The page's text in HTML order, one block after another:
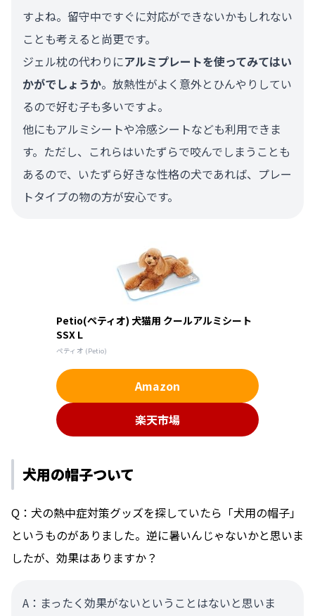
すよね。留守中ですぐに対応ができないかもしれない
ことも考えると尚更です。
ジェル枕の代わりにアルミプレートを使ってみてはい
かがでしょうか。放熱性がよく意外とひんやりしてい
るので好む子も多いですよ。
他にもアルミシートや冷感シートなども利用できま
す。ただし、これらはいたずらで咬んでしまうことも
あるので、いたずら好きな性格の犬であれば、プレー
トタイプの物の方が安心です。
Petio(ペティオ) 犬猫用 クールアルミシート
SSX L
ペティオ (Petio)
Amazon
楽天市場
犬用の帽子ついて
Q：犬の熱中症対策グッズを探していたら「犬用の帽子」
というものがありました。逆に暑いんじゃないかと思いま
したが、効果はありますか？
A：まったく効果がないということはないと思いま